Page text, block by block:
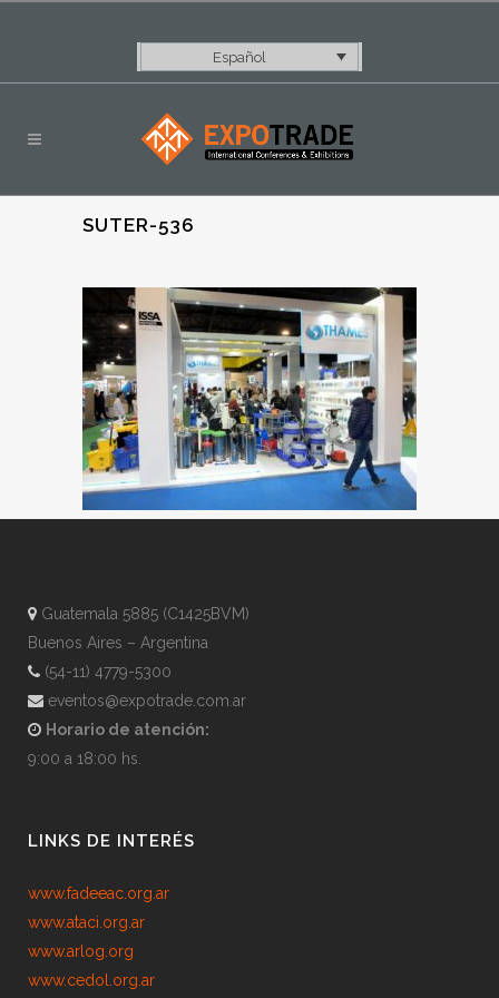
Español
SUTER-536
Guatemala 5885 (C1425BVM)
Buenos Aires – Argentina
(54-11) 4779-5300
eventos@expotrade.com.ar
Horario de atención:
9:00 a 18:00 hs.
LINKS DE INTERÉS
www.fadeeac.org.ar
www.ataci.org.ar
www.arlog.org
www.cedol.org.ar